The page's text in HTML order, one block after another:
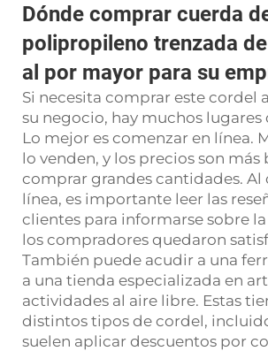
Dónde comprar cuerda
polipropileno trenzada
al por mayor para su
Si necesita comprar este cordel
su negocio, hay muchos lugares
Lo mejor es comenzar en línea.
lo venden, y los precios son más
comprar grandes cantidades. Al
línea, es importante leer las
clientes para informarse sobre
los compradores quedaron
También puede acudir a una
a una tienda especializada en
actividades al aire libre. Estas
distintos tipos de cordel,
suelen aplicar descuentos por